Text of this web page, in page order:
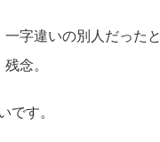
字違いの別人だったと
念。
す。